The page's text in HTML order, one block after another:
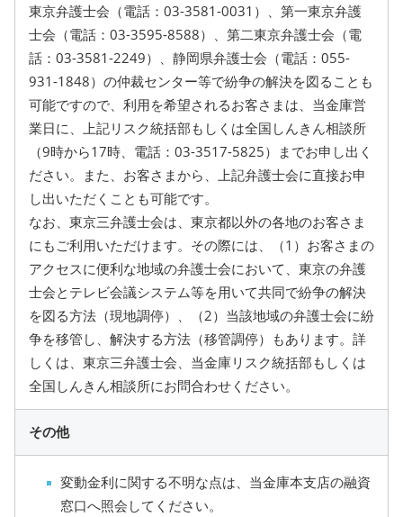
東京弁護士会（電話：03-3581-0031）、第一東京弁護
士会（電話：03-3595-8588）、第二東京弁護士会（電
話：03-3581-2249）、静岡県弁護士会（電話：055-
931-1848）の仲裁センター等で紛争の解決を図ることも
可能ですので、利用を希望されるお客さまは、当金庫営
業日に、上記リスク統括部もしくは全国しんきん相談所
（9時から17時、電話：03-3517-5825）までお申し出く
ださい。また、お客さまから、上記弁護士会に直接お申
し出いただくことも可能です。
なお、東京三弁護士会は、東京都以外の各地のお客さま
にもご利用いただけます。その際には、（1）お客さまの
アクセスに便利な地域の弁護士会において、東京の弁護
士会とテレビ会議システム等を用いて共同で紛争の解決
を図る方法（現地調停）、（2）当該地域の弁護士会に紛
争を移管し、解決する方法（移管調停）もあります。詳
しくは、東京三弁護士会、当金庫リスク統括部もしくは
全国しんきん相談所にお問合わせください。
その他
変動金利に関する不明な点は、当金庫本支店の融資
窓口へ照会してください。